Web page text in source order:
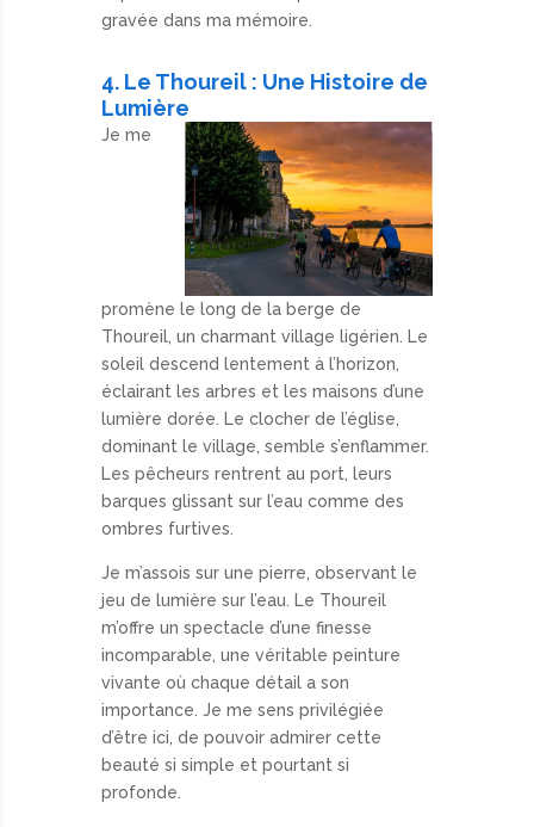
gravée dans ma mémoire.
4. Le Thoureil : Une Histoire de
Lumière
Je me
promène le long de la berge de
Thoureil, un charmant village ligérien. Le
soleil descend lentement à l’horizon,
éclairant les arbres et les maisons d’une
lumière dorée. Le clocher de l’église,
dominant le village, semble s’enflammer.
Les pêcheurs rentrent au port, leurs
barques glissant sur l’eau comme des
ombres furtives.
Je m’assois sur une pierre, observant le
jeu de lumière sur l’eau. Le Thoureil
m’offre un spectacle d’une finesse
incomparable, une véritable peinture
vivante où chaque détail a son
importance. Je me sens privilégiée
d’être ici, de pouvoir admirer cette
beauté si simple et pourtant si
profonde.